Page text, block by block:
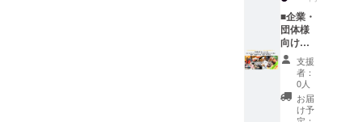
ご予約
の際、
忘れず
に記入
をお願
いいた
しま
す。 ※
障がい
す。 ※
お部屋
の料金
は、季
節によ
り変動
しま
す。 ※
宿泊料
です 用
途：ご
自宅
用・贈
答用
（どち
らかを
お選び
くださ
す。 ※
宿泊料
金の目
安：2名
宿泊（2
食付
き）の
場合：
合計6～
12月末
まで。
（チ
ケット
到着予
定:2020
年6月）
※宿泊、
体験、
ては現
金でご
精算く
ださ
い。 ※
宿泊を
事前決
済で予
約され
意事項
がござ
いま
す。 ※
チケッ
ト有効
期限：
チケッ
ト到着
ろ、到
着予
定）
ゴール
デンウ
イーク
のおで
かけに
どう
どをお
話する
ことが
できま
す。
（内容
は、企
業様と
ご相談
してい
る野菜
や雑貨
の購入
など、
なにに
でもご
利用い
ただけ
■企業・
団体様
向け
（4~10
名様向
け） ■
セミ
ナー付
支援
者：
0人
お届
け予